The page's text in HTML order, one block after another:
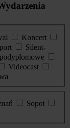
Koncert
Silent-
Videocast
Sopot